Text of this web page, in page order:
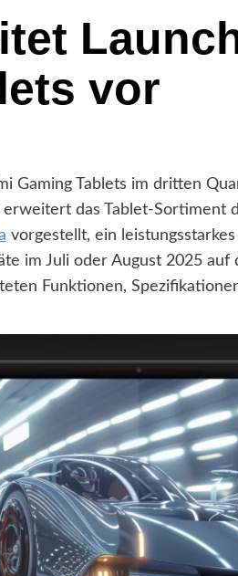
vor
Gaming Tablets im dritten
das Tablet-Sortiment
vorgestellt, ein
im Juli oder August 2025
Funktionen,